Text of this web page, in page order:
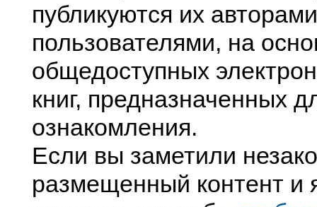
публикуются их
пользователями, на
общедоступных
книг, предназначенных
ознакомления.
Если вы заметили
размещенный контент и